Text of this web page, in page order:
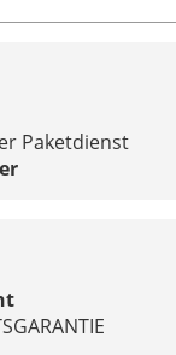
Paketdienst